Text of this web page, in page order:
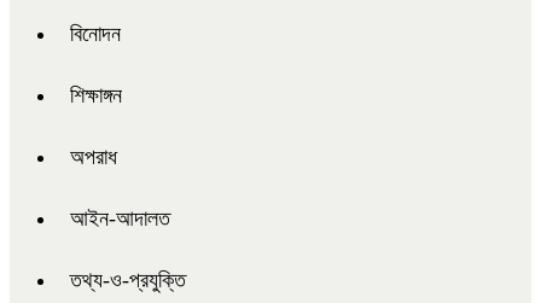
বিনোদন
শিক্ষাঙ্গন
অপরাধ
আইন-আদালত
তথ্য-ও-প্রযুক্তি